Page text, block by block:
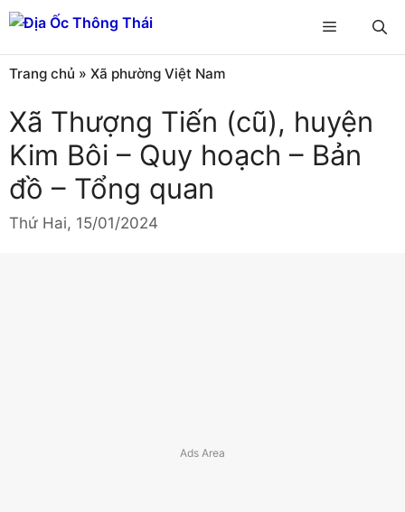
Chuyển
đến
nội
dung
Menu
Trang chủ » Xã phường Việt Nam
Xã Thượng Tiến (cũ), huyện
Kim Bôi – Quy hoạch – Bản
đồ – Tổng quan
Thứ Hai, 15/01/2024